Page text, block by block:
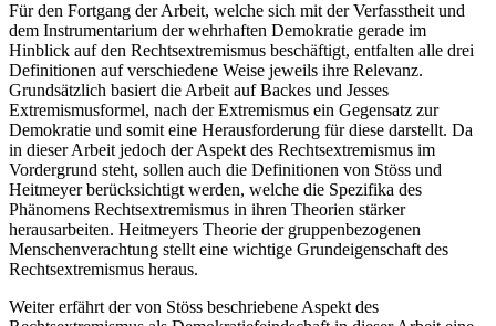
Für den Fortgang der Arbeit, welche sich mit der Verfasstheit und
dem Instrumentarium der wehrhaften Demokratie gerade im
Hinblick auf den Rechtsextremismus beschäftigt, entfalten alle drei
Definitionen auf verschiedene Weise jeweils ihre Relevanz.
Grundsätzlich basiert die Arbeit auf Backes und Jesses
Extremismusformel, nach der Extremismus ein Gegensatz zur
Demokratie und somit eine Herausforderung für diese darstellt. Da
in dieser Arbeit jedoch der Aspekt des Rechtsextremismus im
Vordergrund steht, sollen auch die Definitionen von Stöss und
Heitmeyer berücksichtigt werden, welche die Spezifika des
Phänomens Rechtsextremismus in ihren Theorien stärker
herausarbeiten. Heitmeyers Theorie der gruppenbezogenen
Menschenverachtung stellt eine wichtige Grundeigenschaft des
Rechtsextremismus heraus.
Weiter erfährt der von Stöss beschriebene Aspekt des